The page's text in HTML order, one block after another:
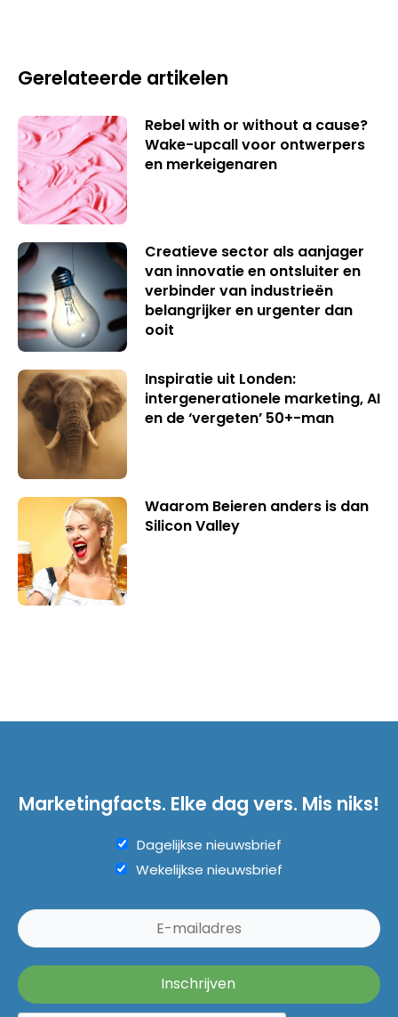
Gerelateerde artikelen
Rebel with or without a cause?
Wake-upcall voor ontwerpers
en merkeigenaren
Creatieve sector als aanjager
van innovatie en ontsluiter en
verbinder van industrieën
belangrijker en urgenter dan
ooit
Inspiratie uit Londen:
intergenerationele marketing, AI
en de ‘vergeten’ 50+-man
Waarom Beieren anders is dan
Silicon Valley
Marketingfacts. Elke dag vers. Mis niks!
Dagelijkse nieuwsbrief
Wekelijkse nieuwsbrief